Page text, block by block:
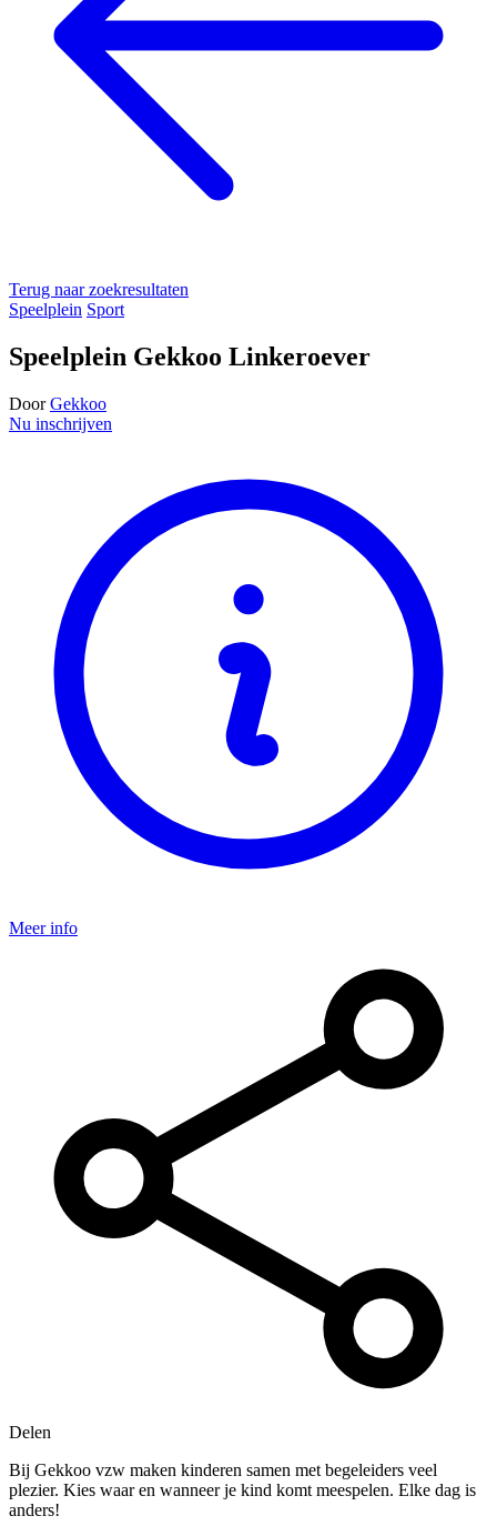
Terug naar zoekresultaten
Speelplein Sport
Speelplein Gekkoo Linkeroever
Door Gekkoo
Nu inschrijven
Meer info
Delen
Bij Gekkoo vzw maken kinderen samen met begeleiders veel
plezier. Kies waar en wanneer je kind komt meespelen. Elke dag is
anders!